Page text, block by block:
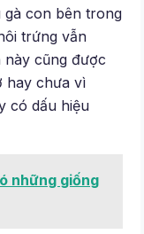
gà con bên trong
trứng vẫn
này cũng được
hay chưa vì
có dấu hiệu
những giống